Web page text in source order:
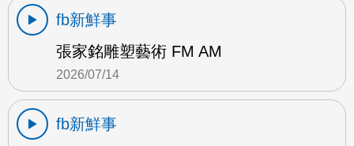
fb新鮮事
張家銘雕塑藝術 FM AM
2026/07/14
fb新鮮事